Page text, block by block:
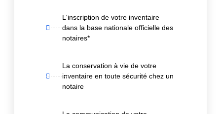
L'inscription de votre inventaire
dans la base nationale officielle des
notaires*
La conservation à vie de votre
inventaire en toute sécurité chez un
notaire